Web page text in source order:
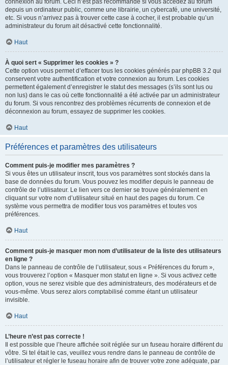
connexion au forum. Ceci n’est pas recommandé si vous accédez au forum
depuis un ordinateur public, comme une librairie, un cybercafé, une université,
etc. Si vous n’arrivez pas à trouver cette case à cocher, il est probable qu’un
administrateur du forum ait désactivé cette fonctionnalité.
Haut
À quoi sert « Supprimer les cookies » ?
Cette option vous permet d’effacer tous les cookies générés par phpBB 3.2 qui
conservent votre authentification et votre connexion au forum. Les cookies
permettent également d’enregistrer le statut des messages (s’ils sont lus ou
non lus) dans le cas où cette fonctionnalité a été activée par un administrateur
du forum. Si vous rencontrez des problèmes récurrents de connexion et de
déconnexion au forum, essayez de supprimer les cookies.
Haut
Préférences et paramètres des utilisateurs
Comment puis-je modifier mes paramètres ?
Si vous êtes un utilisateur inscrit, tous vos paramètres sont stockés dans la
base de données du forum. Vous pouvez les modifier depuis le panneau de
contrôle de l’utilisateur. Le lien vers ce dernier se trouve généralement en
cliquant sur votre nom d’utilisateur situé en haut des pages du forum. Ce
système vous permettra de modifier tous vos paramètres et toutes vos
préférences.
Haut
Comment puis-je masquer mon nom d’utilisateur de la liste des utilisateurs
en ligne ?
Dans le panneau de contrôle de l’utilisateur, sous « Préférences du forum »,
vous trouverez l’option « Masquer mon statut en ligne ». Si vous activez cette
option, vous ne serez visible que des administrateurs, des modérateurs et de
vous-même. Vous serez alors comptabilisé comme étant un utilisateur
invisible.
Haut
L’heure n’est pas correcte !
Il est possible que l’heure affichée soit réglée sur un fuseau horaire différent du
vôtre. Si tel était le cas, veuillez vous rendre dans le panneau de contrôle de
l’utilisateur et régler le fuseau horaire afin de trouver votre zone adéquate, par